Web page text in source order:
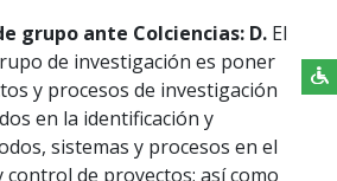
grupo ante Colciencias: D. El
de investigación es poner
y procesos de investigación
en la identificación y
sistemas y procesos en el
control de proyectos; así como